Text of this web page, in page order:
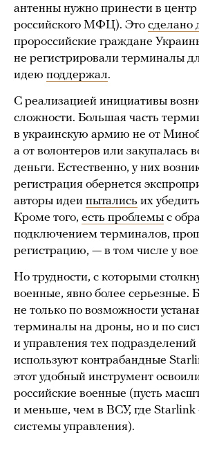
антенны нужно принести в центр
российского МФЦ). Это сделано
пророссийские граждане
не регистрировали терминалы
идею поддержал.
С реализацией инициативы
сложности. Большая часть
в украинскую армию не от
а от волонтеров или закупалась
деньги. Естественно, у них
регистрация обернется
авторы идеи пытались их
Кроме того, есть проблемы с
подключением терминалов,
регистрацию, — в том числе у
Но трудности, с которыми
военные, явно более серьезные.
не только по возможности
терминалы на дроны, но и по
и управления тех
используют контрабандные
этот удобный инструмент
российские военные (пусть
и меньше, чем в ВСУ, где Starlink
системы управления).